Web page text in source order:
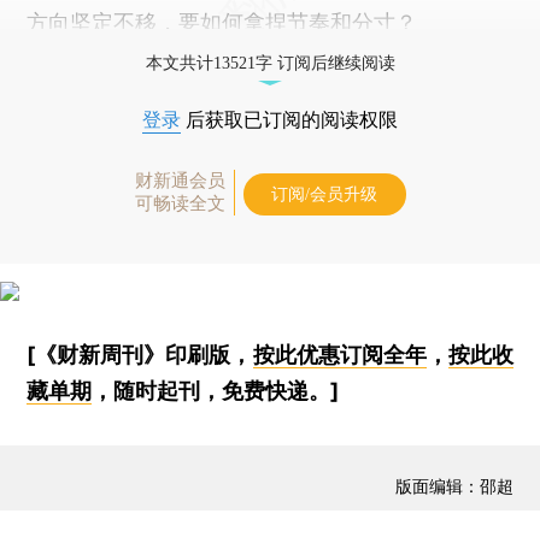
方向坚定不移，要如何拿捏节奏和分寸？
本文共计13521字 订阅后继续阅读
登录 后获取已订阅的阅读权限
财新通会员
可畅读全文
订阅/会员升级
[《财新周刊》印刷版， 按此优惠订阅全年， 按此收
藏单期 ，随时起刊，免费快递。]
版面编辑：邵超